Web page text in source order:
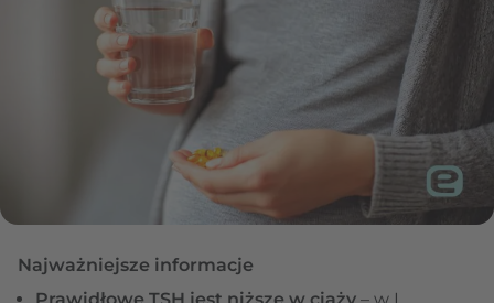
Najważniejsze informacje